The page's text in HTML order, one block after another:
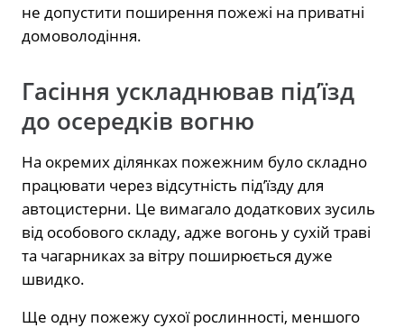
не допустити поширення пожежі на приватні
домоволодіння.
Гасіння ускладнював під’їзд
до осередків вогню
На окремих ділянках пожежним було складно
працювати через відсутність під’їзду для
автоцистерни. Це вимагало додаткових зусиль
від особового складу, адже вогонь у сухій траві
та чагарниках за вітру поширюється дуже
швидко.
Ще одну пожежу сухої рослинності, меншого